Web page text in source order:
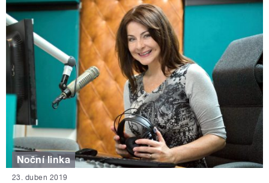
Noční linka
23. duben 2019